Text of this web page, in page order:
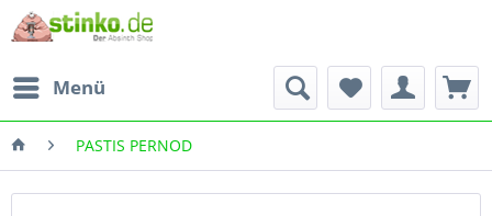
Menü
PASTIS PERNOD